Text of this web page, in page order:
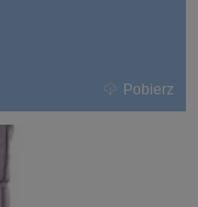
Pobierz